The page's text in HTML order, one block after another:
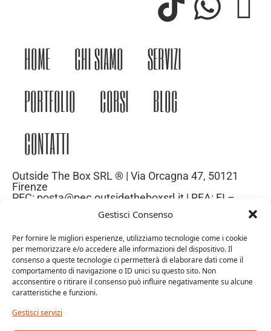
Gestisci Consenso
Per fornire le migliori esperienze, utilizziamo tecnologie come i cookie
per memorizzare e/o accedere alle informazioni del dispositivo. Il
consenso a queste tecnologie ci permetterà di elaborare dati come il
comportamento di navigazione o ID unici su questo sito. Non
acconsentire o ritirare il consenso può influire negativamente su alcune
caratteristiche e funzioni.
Gestisci servizi
HOME CHI SIAMO
SERVIZI
PORTFOLIO
CORSI
BLOG
CONTATTI
Outside The Box SRL ® | Via Orcagna 47, 50121
Firenze
PEC: posta@pec.outsidetheboxsrl.it | REA: FI –
669971| P.IVA: 06969740486
Capitale Sociale: 10.000€